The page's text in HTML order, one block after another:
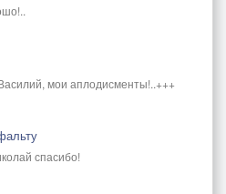
мои аплодисменты!..+++
спасибо!